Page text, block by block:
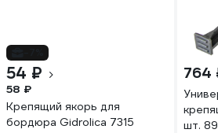
54 ₽
58 ₽
Крепящий якорь для
бордюра Gidrolica 7315
764
шт.